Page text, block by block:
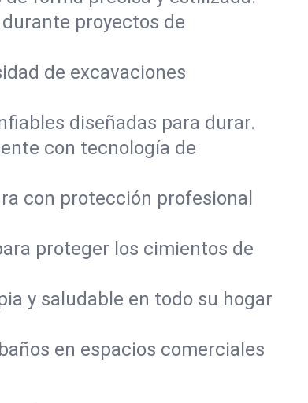
proyectos de
de excavaciones
diseñadas para durar.
con tecnología de
con protección profesional
proteger los cimientos de
y saludable en todo su hogar
en espacios comerciales